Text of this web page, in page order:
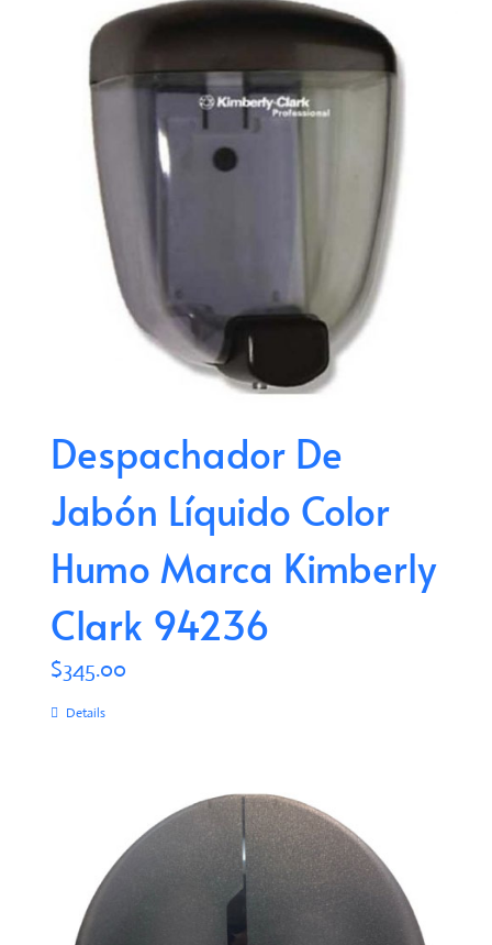
Despachador De
Jabón Líquido Color
Humo Marca Kimberly
Clark 94236
$345.00
Details